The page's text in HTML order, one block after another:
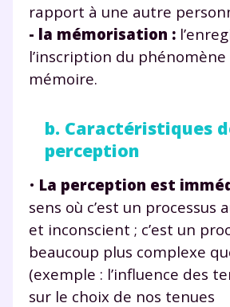
rapport à une autre
- la mémorisation :
l’inscription du phénomène
mémoire.
b. Caractéristiques
perception
• La perception est
sens où c’est un processus
et inconscient ; c’est un
beaucoup plus complexe
(exemple : l’influence des
sur le choix de nos tenues